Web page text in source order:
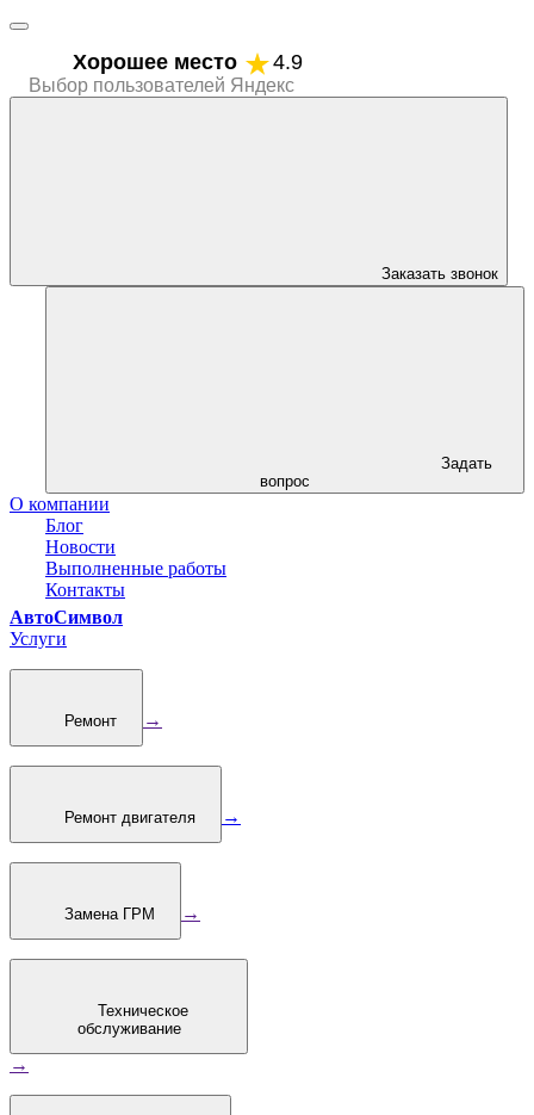
Хорошее место 4.9
Выбор пользователей Яндекс
Заказать звонок
вопрос
О компании
Блог
Новости
Выполненные работы
Контакты
АвтоСимвол
Услуги
Ремонт →
Ремонт двигателя →
Замена ГРМ →
Техническое
обслуживание
→